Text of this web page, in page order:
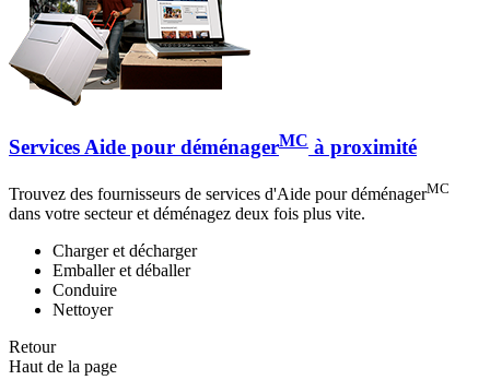
Services Aide pour déménagerMC à proximité
Trouvez des fournisseurs de services d'Aide pour déménagerMC
dans votre secteur et déménagez deux fois plus vite.
Charger et décharger
Emballer et déballer
Conduire
Nettoyer
Retour
Haut de la page